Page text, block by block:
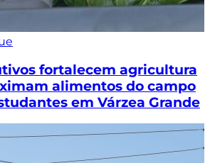
fortalecem agricultura
alimentos do campo
em Várzea Grande